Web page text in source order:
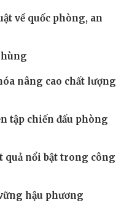
về quốc phòng, an
nâng cao chất lượng
tập chiến đấu phòng
quả nổi bật trong công
hậu phương